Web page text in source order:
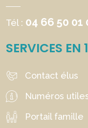
Tél : 04 66 50 01
SERVICES EN
Contact élus
Numéros
Portail famille